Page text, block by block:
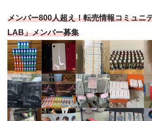
メンバー800人超え！転売情報コミュニ
LAB」メンバー募集